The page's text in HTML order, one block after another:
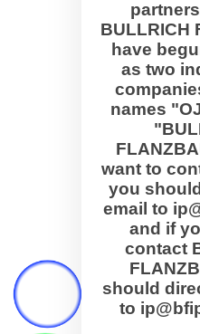
BULLRICH
have
as two
names
want to
you
email to
and if
contact
should
to